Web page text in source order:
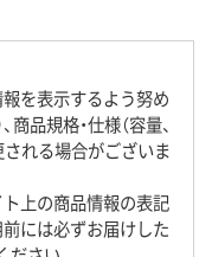
を表示するよう努め
品規格・仕様（容量、
される場合がございま
上の商品情報の表記
には必ずお届けした